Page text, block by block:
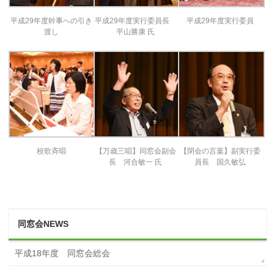
平成29年度幹事への引き
渡し
平成29年度実行委員長
平山勝康 氏
平成29年度実行委員
校歌斉唱
【万歳三唱】同窓会副会
長 河合敏一 氏
【閉会の言葉】副実行委
員長 国久敏弘
同窓会NEWS
平成18年度 同窓会総会